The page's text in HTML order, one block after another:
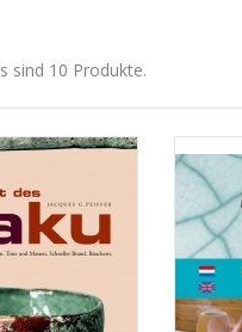
sind 10 Produkte.